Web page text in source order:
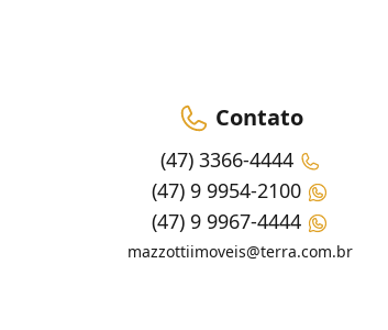
Contato
(47) 3366-4444
(47) 9 9954-2100
(47) 9 9967-4444
mazzottiimoveis@terra.com.br